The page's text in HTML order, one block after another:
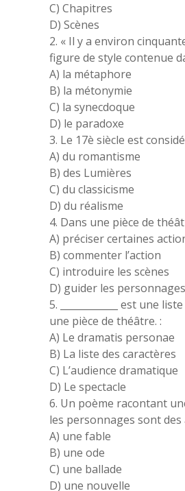
C) Chapitres
D) Scènes
2. « Il y a environ
figure de style contenue
A) la métaphore
B) la métonymie
C) la synecdoque
D) le paradoxe
3. Le 17è siècle est
A) du romantisme
B) des Lumières
C) du classicisme
D) du réalisme
4. Dans une pièce de
A) préciser certaines
B) commenter l’action
C) introduire les scènes
D) guider les personnages
5. ____________ est une
une pièce de théâtre. :
A) Le dramatis personae
B) La liste des caractères
C) L’audience dramatique
D) Le spectacle
6. Un poème racontant
les personnages sont des
A) une fable
B) une ode
C) une ballade
D) une nouvelle